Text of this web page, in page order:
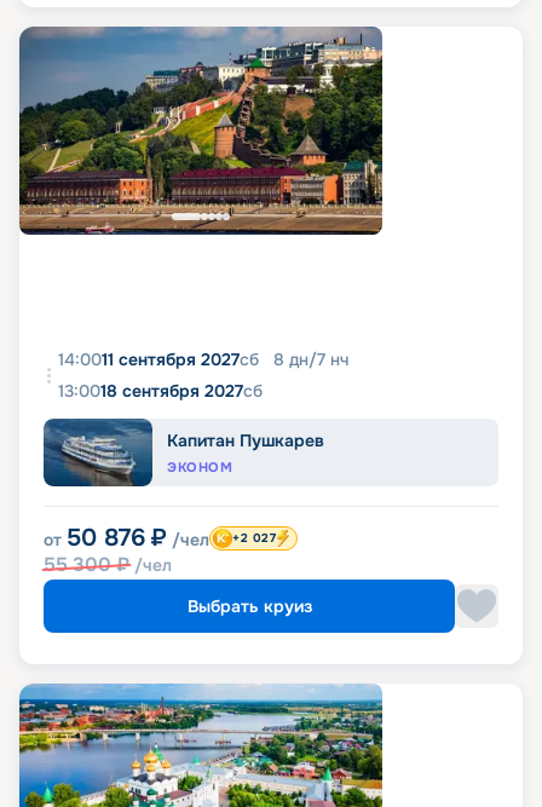
14:0011 сентября 2027сб 8 дн/7 нч
13:0018 сентября 2027сб
Капитан Пушкарев
ЭКОНОМ
от 50 876 ₽ /чел
55 300₽ /чел
+2 027
Выбрать круиз